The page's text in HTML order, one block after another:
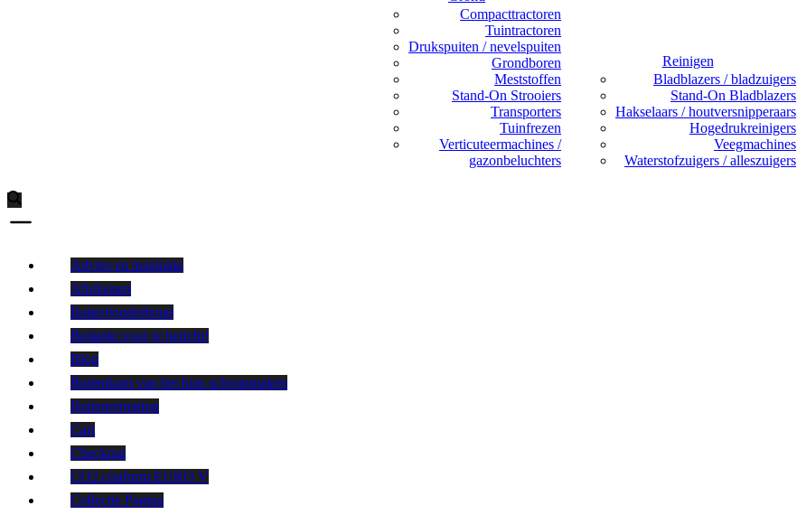
Compacttractoren
Tuintractoren
Drukspuiten / nevelspuiten
Grondboren
Meststoffen
Stand-On Strooiers
Transporters
Tuinfrezen
Verticuteermachines /
gazonbeluchters
Reinigen
Bladblazers / bladzuigers
Stand-On Bladblazers
Hakselaars / houtversnipperaars
Hogedrukreinigers
Veegmachines
Waterstofzuigers / alleszuigers
Advies en inspiratie
Afrekenen
Batterijonderhoud
Bedankt voor je bericht!
Blog
Buitenkant van het huis schoonmaken
Buitenreiniging
Cart
Checkout
CO2 conform EURO V
Collectie Pagina